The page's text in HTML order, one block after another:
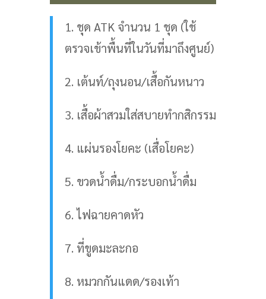
1. ชุด ATK จำนวน 1 ชุด (ใช้
ตรวจเข้าพื้นที่ในวันที่มาถึงศูนย์)
2. เต้นท์/ถุงนอน/เสื้อกันหนาว
3. เสื้อผ้าสวมใส่สบายทำกสิกรรม
4. แผ่นรองโยคะ (เสื่อโยคะ)
5. ขวดน้ำดื่ม/กระบอกน้ำดื่ม
6. ไฟฉายคาดหัว
7. ที่ขูดมะละกอ
8. หมวกกันแดด/รองเท้า